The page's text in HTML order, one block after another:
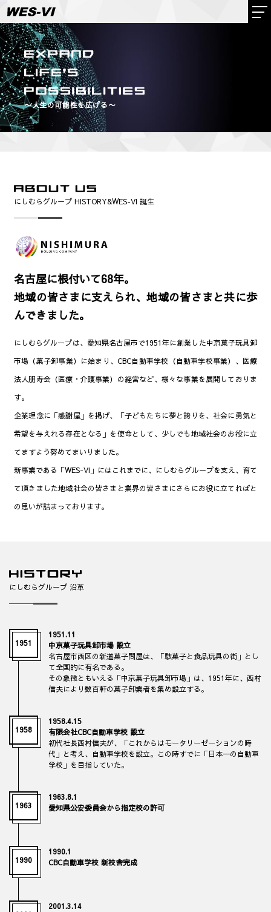
〜人生の可能性を広げる〜
にしむらグループ HISTORY&WES-VI 誕生
名古屋に根付いて68年。
地域の皆さまに支えられ、地域の皆さまと共に歩
んできました。
にしむらグループは、愛知県名古屋市で1951年に創業した中京菓子玩具卸
市場（菓子卸事業）に始まり、CBC自動車学校（自動車学校事業）、医療
法人朋寿会（医療・介護事業）の経営など、様々な事業を展開しておりま
す。
企業理念に「感謝屋」を掲げ、「子どもたちに夢と誇りを、社会に勇気と
希望を与えれる存在となる」を使命として、少しでも地域社会のお役に立
てますよう努めてまいりました。
新事業である「WES-VI」にはこれまでに、にしむらグループを支え、育て
て頂きました地域社会の皆さまと業界の皆さまにさらにお役に立てればと
の思いが詰まっております。
にしむらグループ 沿革
1951
1951.11
中京菓子玩具卸市場 設立
名古屋市西区の新道菓子問屋は、「駄菓子と食品玩具の街」とし
て全国的に有名である。
その象徴ともいえる「中京菓子玩具卸市場」は、1951年に、西村
信夫により数百軒の菓子卸業者を集め設立する。
1958
1958.4.15
有限会社CBC自動車学校 設立
初代社長西村信夫が、「これからはモータリーゼーションの時
代」と考え、自動車学校を設立。この時すでに「日本一の自動車
学校」を目指していた。
1963
1963.8.1
愛知県公安委員会から指定校の許可
1990
1990.1
CBC自動車学校 新校舎完成
2001.3.14